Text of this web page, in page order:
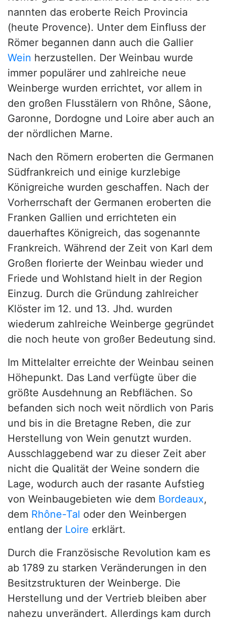
nannten das eroberte Reich Provincia
(heute Provence). Unter dem Einfluss der
Römer begannen dann auch die Gallier
Wein herzustellen. Der Weinbau wurde
immer populärer und zahlreiche neue
Weinberge wurden errichtet, vor allem in
den großen Flusstälern von Rhône, Sâone,
Garonne, Dordogne und Loire aber auch an
der nördlichen Marne.
Nach den Römern eroberten die Germanen
Südfrankreich und einige kurzlebige
Königreiche wurden geschaffen. Nach der
Vorherrschaft der Germanen eroberten die
Franken Gallien und errichteten ein
dauerhaftes Königreich, das sogenannte
Frankreich. Während der Zeit von Karl dem
Großen florierte der Weinbau wieder und
Friede und Wohlstand hielt in der Region
Einzug. Durch die Gründung zahlreicher
Klöster im 12. und 13. Jhd. wurden
wiederum zahlreiche Weinberge gegründet
die noch heute von großer Bedeutung sind.
Im Mittelalter erreichte der Weinbau seinen
Höhepunkt. Das Land verfügte über die
größte Ausdehnung an Rebflächen. So
befanden sich noch weit nördlich von Paris
und bis in die Bretagne Reben, die zur
Herstellung von Wein genutzt wurden.
Ausschlaggebend war zu dieser Zeit aber
nicht die Qualität der Weine sondern die
Lage, wodurch auch der rasante Aufstieg
von Weinbaugebieten wie dem Bordeaux,
dem Rhône-Tal oder den Weinbergen
entlang der Loire erklärt.
Durch die Französische Revolution kam es
ab 1789 zu starken Veränderungen in den
Besitzstrukturen der Weinberge. Die
Herstellung und der Vertrieb bleiben aber
nahezu unverändert. Allerdings kam durch